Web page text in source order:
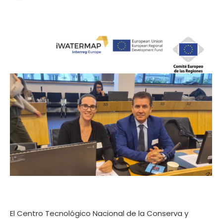
El Centro Tecnológico Nacional de la Conserva y